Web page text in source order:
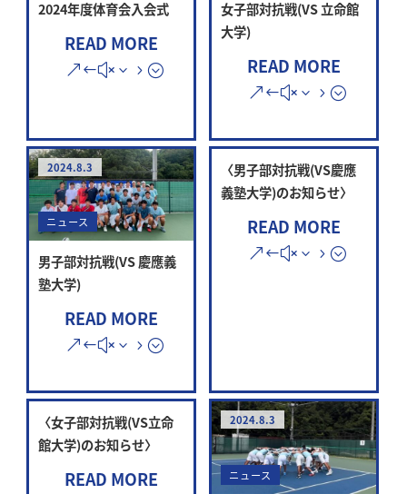
2024年度体育会入会式
READ MORE
女子部対抗戦(VS 立命館
大学)
READ MORE
2024.8.3
ニュース
男子部対抗戦(VS 慶應義
塾大学)
READ MORE
〈男子部対抗戦(VS慶應
義塾大学)のお知らせ〉
READ MORE
〈女子部対抗戦(VS立命
館大学)のお知らせ〉
READ MORE
2024.8.3
ニュース